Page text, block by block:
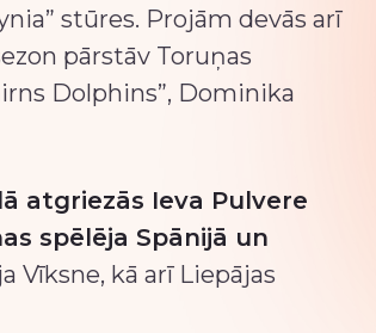
stūres. Projām devās arī
pārstāv Toruņas
Dolphins”, Dominika
atgriezās Ieva Pulvere
spēlēja Spānijā un
Vīksne, kā arī Liepājas